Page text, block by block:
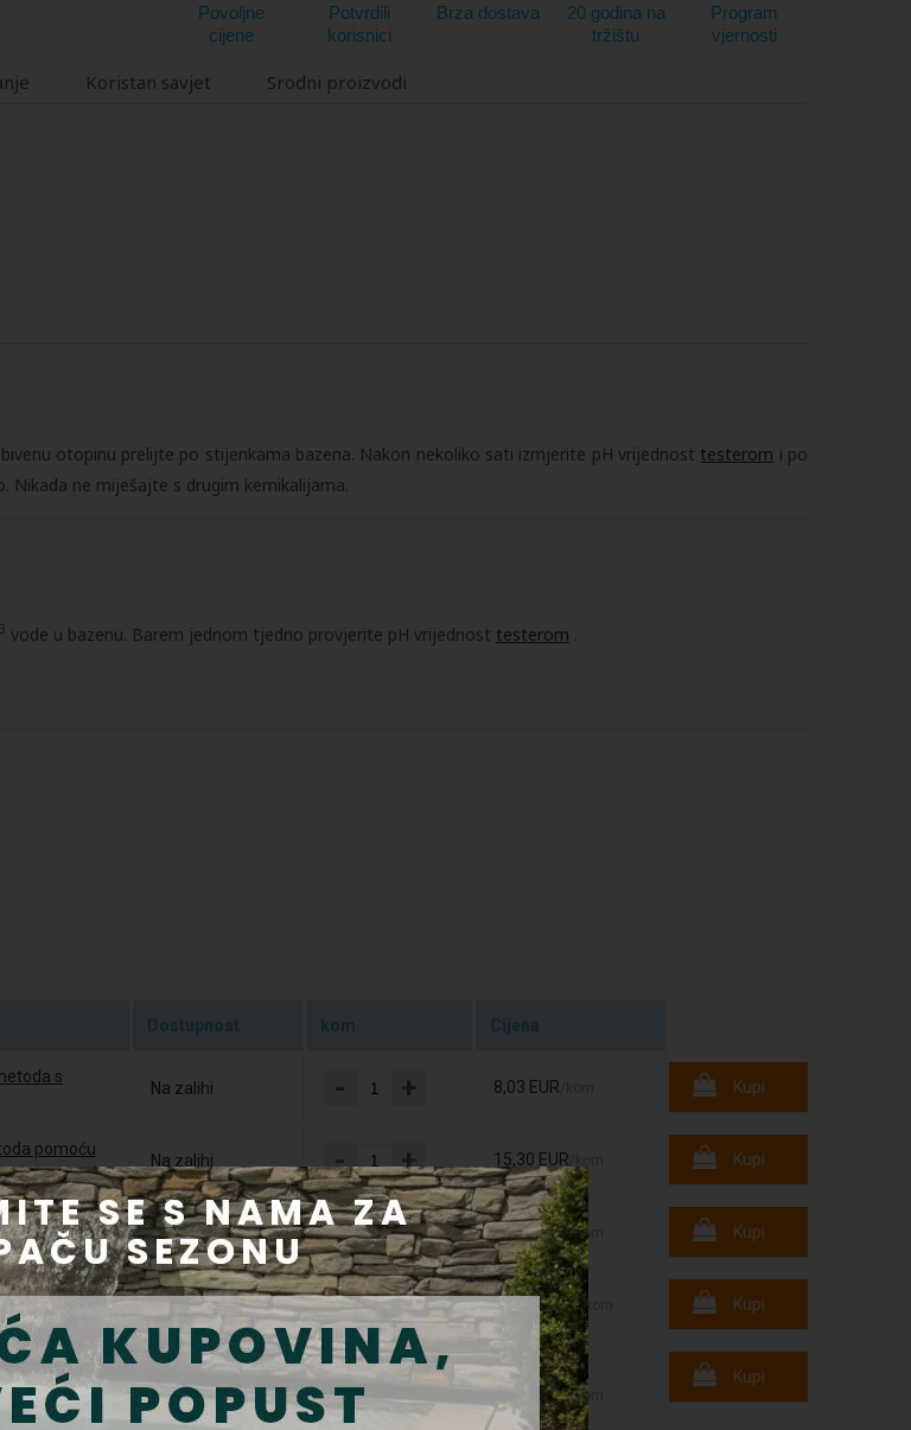
Povoljne
cijene
Potvrdili
korisnici
Brza dostava
20 godina na
tržištu
Program
vjernosti
Koristan savjet Srodni proizvodi
otopinu prelijte po stijenkama bazena. Nakon nekoliko sati izmjerite pH vrijednost testerom i po
ne miješajte s drugim kemikalijama.
3 vode u bazenu. Barem jednom tjedno provjerite pH vrijednost testerom .
s
Na zalihi - + 8,03 EUR Kupi
pomoću
Na zalihi - + 15,30 EUR Kupi
Na zalihi - + 17,81 EUR/kom Kupi
34 u 1
Isporuka u roku
24 sata
- + 418,00 EUR/kom Kupi
tableta 200
protiv algi i
Na zalihi - + 48,72 EUR/kom
Kupi